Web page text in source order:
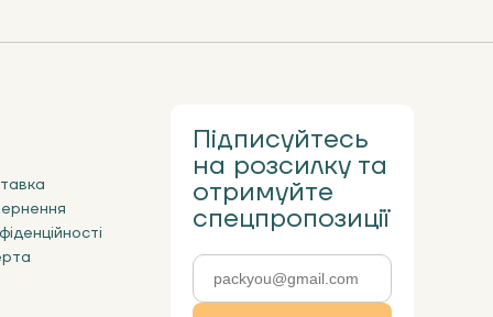
Підписуйтесь
на розсилку та
отримуйте
спецпропозиції